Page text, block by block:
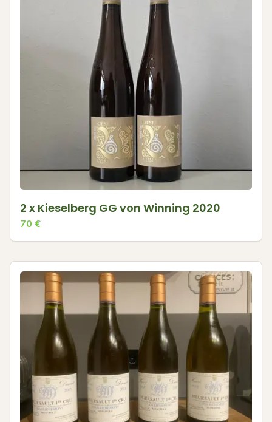
2 x Kieselberg GG von Winning 2020
70 €